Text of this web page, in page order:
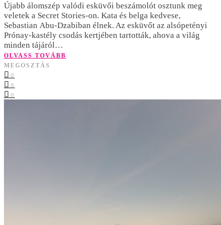
Újabb álomszép valódi esküvői beszámolót osztunk meg
veletek a Secret Stories-on. Kata és belga kedvese,
Sebastian Abu-Dzabiban élnek. Az esküvőt az alsópetényi
Prónay-kastély csodás kertjében tartották, ahova a világ
minden tájáról…
OLVASS TOVÁBB
MEGOSZTÁS
0
0
0